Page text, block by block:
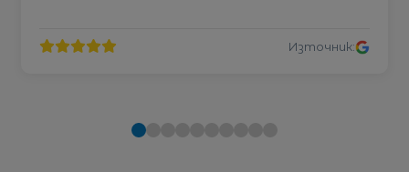
Източник: